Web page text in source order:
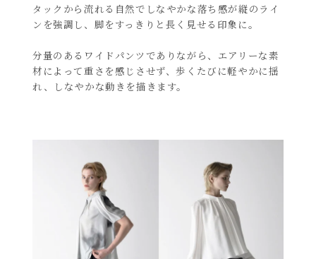
タックから流れる自然でしなやかな落ち感が縦のライ
ンを強調し、脚をすっきりと長く見せる印象に。
分量のあるワイドパンツでありながら、エアリーな素
材によって重さを感じさせず、歩くたびに軽やかに揺
れ、しなやかな動きを描きます。